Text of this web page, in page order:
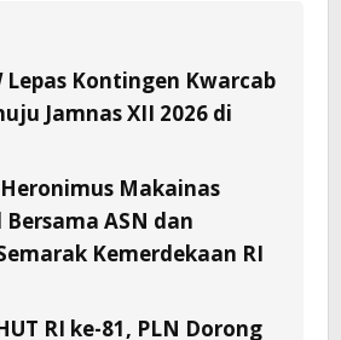
Lepas Kontingen Kwarcab
Jamnas XII 2026 di
Makainas
Bersama ASN dan
Kemerdekaan RI
RI ke-81, PLN Dorong